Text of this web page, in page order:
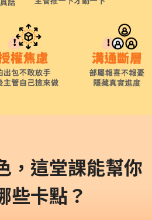
，這堂課能幫你
些卡點？